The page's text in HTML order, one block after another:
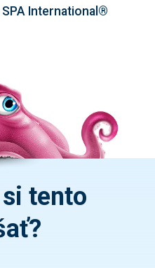
SPA International®
tento